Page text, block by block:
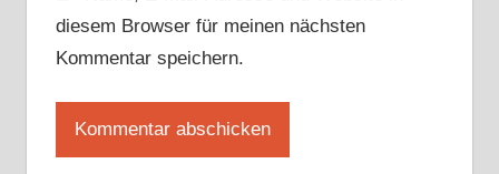
diesem Browser für meinen nächsten
Kommentar speichern.